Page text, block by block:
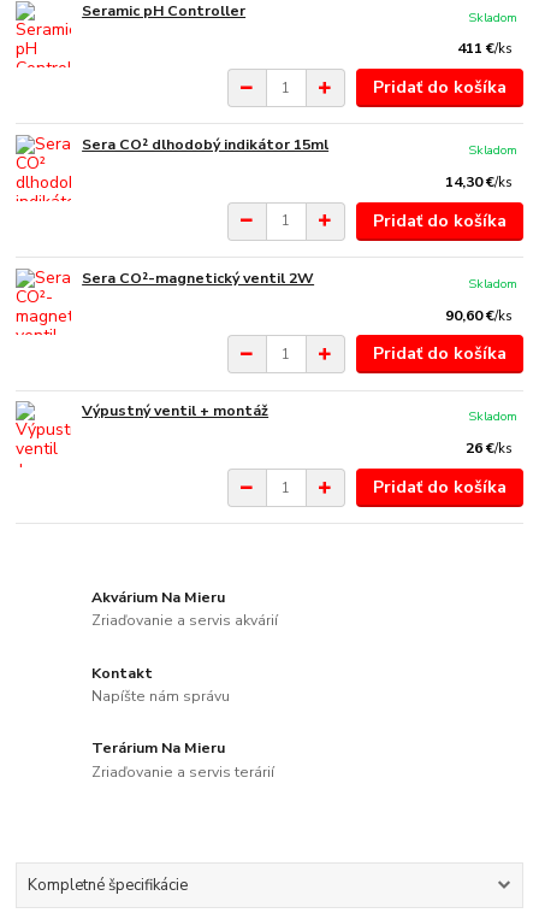
Seramic pH Controller
411 €/ks
Skladom
Pridať do košíka
Sera CO² dlhodobý indikátor 15ml
14,30 €/ks
Skladom
Pridať do košíka
Sera CO²-magnetický ventil 2W
90,60 €/ks
Skladom
Pridať do košíka
Výpustný ventil + montáž
26 €/ks
Skladom
Pridať do košíka
Akvárium Na Mieru
Zriaďovanie a servis akvárií
Kontakt
Napíšte nám správu
Terárium Na Mieru
Zriaďovanie a servis terárií
Kompletné špecifikácie